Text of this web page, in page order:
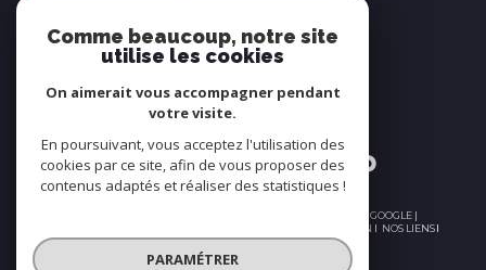
se connecter
ADHÉRONS
© 2026 | TOUS DROITS RÉSERVÉS | TRADUCTION POWERED BY GOOGLE |
ADMIN
NOS LIENS
POLITIQUE RGPD
COOKIES
Comme beaucoup, notre site
utilise les cookies
On aimerait vous accompagner pendant
votre visite.
En poursuivant, vous acceptez l'utilisation des
cookies par ce site, afin de vous proposer des
contenus adaptés et réaliser des statistiques !
PARAMÉTRER